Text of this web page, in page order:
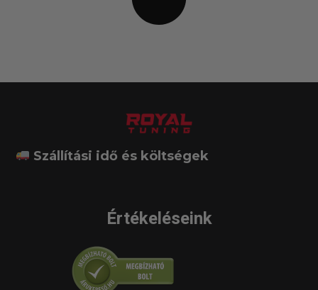
Szállítási idő és költségek
Értékeléseink